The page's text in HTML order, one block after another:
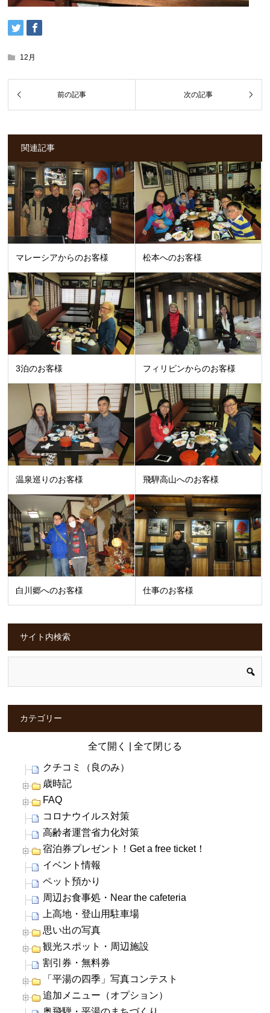
12月
関連記事
マレーシアからのお客様 松本へのお客様
3泊のお客様 フィリピンからのお客様
温泉巡りのお客様 飛騨高山へのお客様
白川郷へのお客様 仕事のお客様
サイト内検索
カテゴリー
全て開く 全て閉じる
クチコミ（良のみ）
歳時記
FAQ
コロナウイルス対策
高齢者運営省力化対策
宿泊券プレゼント！Get a free ticket！
イベント情報
ペット預かり
周辺お食事処・Near the cafeteria
上高地・登山用駐車場
思い出の写真
観光スポット・周辺施設
割引券・無料券
「平湯の四季」写真コンテスト
追加メニュー（オプション）